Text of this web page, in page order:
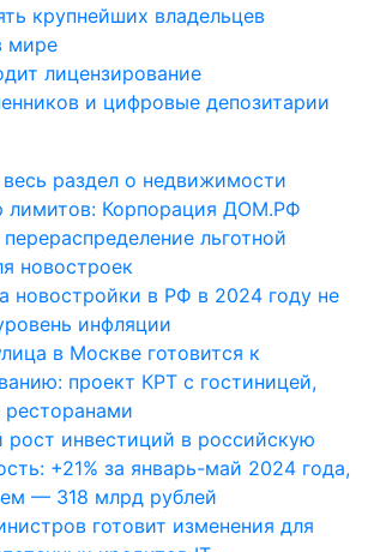
крупнейших владельцев
мире
лицензирование
и цифровые депозитарии
лимитов: Корпорация ДОМ.РФ
льготной
новостроек
новостройки в РФ в 2024 году не
инфляции
в Москве готовится к
проект КРТ с гостиницей,
рост инвестиций в российскую
+21% за январь-май 2024 года,
— 318 млрд рублей
готовит изменения для